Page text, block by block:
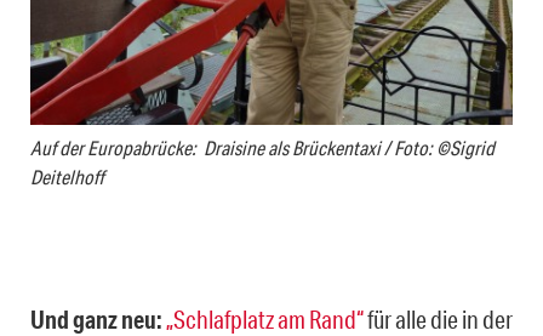
Auf der Europabrücke: Draisine als Brückentaxi / Foto: ©Sigrid
Deitelhoff
Und ganz neu:„Schlafplatz am Rand“für alle die in der